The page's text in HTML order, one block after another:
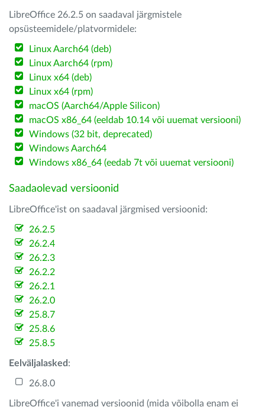
LibreOffice 26.2.5 on saadaval järgmistele
opsüsteemidele/platvormidele:
Linux Aarch64 (deb)
Linux Aarch64 (rpm)
Linux x64 (deb)
Linux x64 (rpm)
macOS (Aarch64/Apple Silicon)
macOS x86_64 (eeldab 10.14 või uuemat versiooni)
Windows (32 bit, deprecated)
Windows Aarch64
Windows x86_64 (eedab 7t või uuemat versiooni)
Saadaolevad versioonid
LibreOffice'ist on saadaval järgmised versioonid:
26.2.5
26.2.4
26.2.3
26.2.2
26.2.1
26.2.0
25.8.7
25.8.6
25.8.5
Eelväljalasked :
26.8.0
LibreOffice'i vanemad versioonid (mida võibolla enam ei